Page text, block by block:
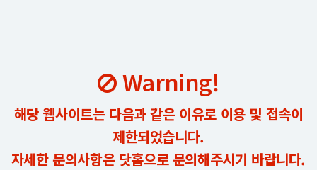
Warning!
해당 웹사이트는 다음과 같은 이유로 이용 및 접속이
제한되었습니다.
자세한 문의사항은 닷홈으로 문의해주시기 바랍니다.